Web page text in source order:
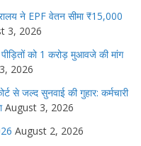
ने EPF वेतन सीमा ₹15,000
3, 2026
को 1 करोड़ मुआवजे की मांग
2026
से जल्द सुनवाई की गुहार: कर्मचारी
August 3, 2026
August 2, 2026